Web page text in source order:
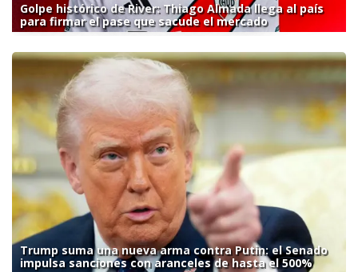
Golpe histórico de River: Thiago Almada llega al país
para firmar el pase que sacude el mercado
Trump suma una nueva arma contra Putin: el Senado
impulsa sanciones con aranceles de hasta el 500%